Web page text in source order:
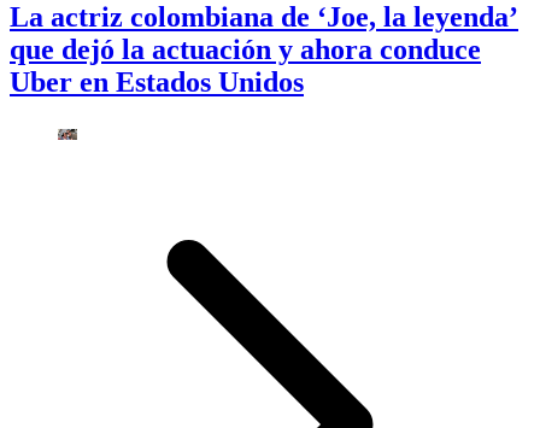
La actriz colombiana de ‘Joe, la leyenda’
que dejó la actuación y ahora conduce
Uber en Estados Unidos